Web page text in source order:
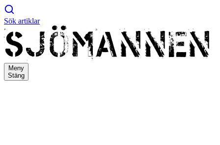
Sök artiklar
Meny
Stäng